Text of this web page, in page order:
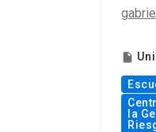
insert_drive_file
la